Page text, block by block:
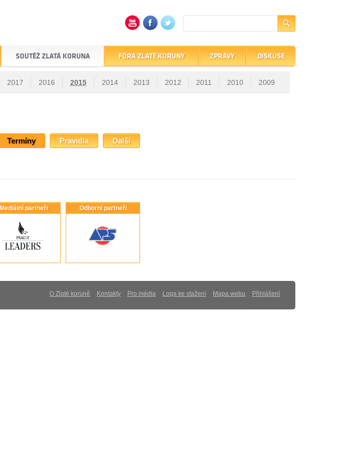
SOUTĚŽ ZLATÁ KORUNA
2017 2016 2015 2014 2013 2012 2011 2010 2009
FÓRA ZLATÉ KORUNY ZPRÁVY DISKUSE
Termíny Pravidla Další
Mediální partneři Odborní partneři
O Zlaté koruně Kontakty Pro média Loga ke stažení Mapa webu Přihlášení